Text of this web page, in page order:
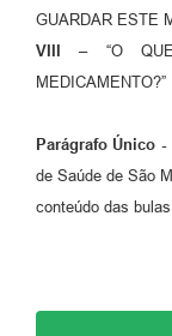
GUARDAR ESTE
VIII –“O QUE
MEDICAMENTO?”
Parágrafo Único -
de Saúde de São
conteúdo das